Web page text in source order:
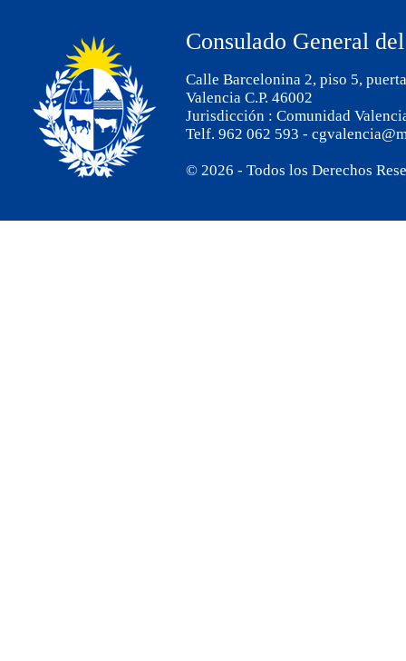
modalidad virtual y tiene un costo de 300€.
El plazo de inscripciones finalizará el 01 de junio de
El Consulado General de Uruguay en Valencia procura
colaborar con la difusión de la iniciativa a los
compatriotas residentes en la Comunidad Autónoma de
Valencia y la Región de Murcia. Por más información e
inscripciones, favor remitirse al siguiente
Consulado General
Calle Barcelonina 2, piso 5,
Valencia C.P. 46002
Jurisdicción : Comunidad
Telf. 962 062 593 -
© 2026 - Todos los Derechos